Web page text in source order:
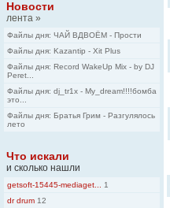
Новости
лента »
Файлы дня: ЧАЙ ВДВОЁМ - Прости
Файлы дня: Kazantip - Xit Plus
Файлы дня: Record WakeUp Mix - by DJ
Peret...
Файлы дня: dj_tr1x - My_dream!!!!бомба
это...
Файлы дня: Братья Грим - Разгулялось
лето
Что искали
и сколько нашли
getsoft-15445-mediaget...
1
dr drum 12